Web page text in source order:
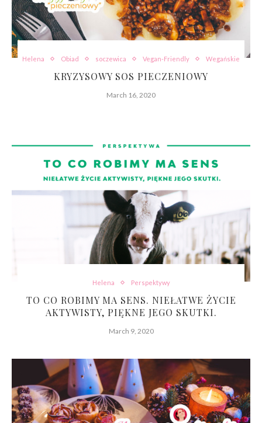
Helena Obiad soczewica Vegan-Friendly Wegańskie
KRYZYSOWY SOS PIECZENIOWY
March 16, 2020
Helena Perspektywy
TO CO ROBIMY MA SENS. NIEŁATWE ŻYCIE
AKTYWISTY, PIĘKNE JEGO SKUTKI.
March 9, 2020